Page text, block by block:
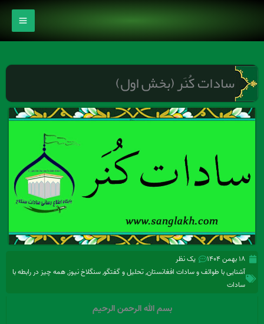
محتوا
سادات کُنَر (بخش اول)
۱۸ بهمن ۱۴۰۴
یک نظر
آشنایی با طوائف و سادات افغانستان,تحلیل و گفتگو,سنگلاخ نیوز,همه چیز در رابطه با
سادات
بسم الله الرحمن الرحیم